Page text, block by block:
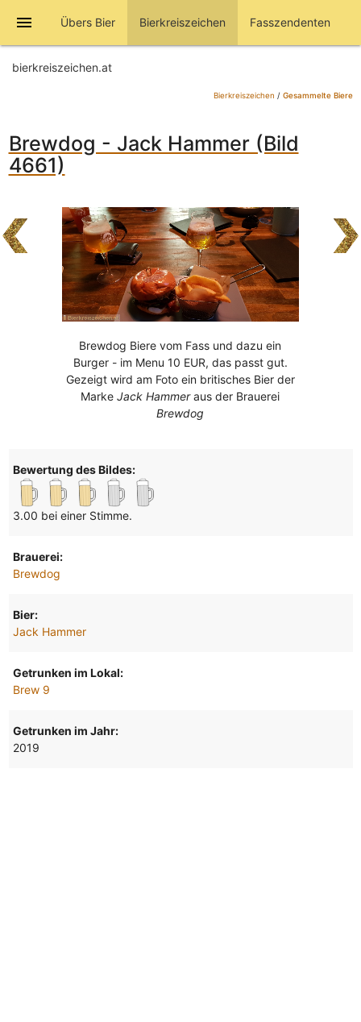
menu Übers Bier Bierkreiszeichen Fasszendenten
bierkreiszeichen.at
Bierkreiszeichen / Gesammelte Biere
Brewdog - Jack Hammer (Bild
4661)
Brewdog Biere vom Fass und dazu ein
Burger - im Menu 10 EUR, das passt gut.
Gezeigt wird am Foto ein britisches Bier der
MarkeJack Hammeraus der Brauerei
Brewdog
Bewertung des Bildes:
3.00 bei einer Stimme.
Brauerei:
Brewdog
Bier:
Jack Hammer
Getrunken im Lokal:
Brew 9
Getrunken im Jahr:
2019